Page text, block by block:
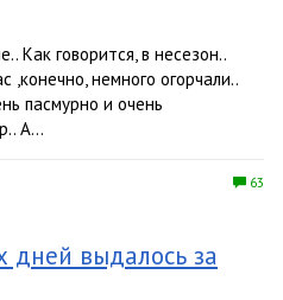
Как говорится, в несезон..
немного огорчали..
пасмурно и очень
А...
63
дней выдалось за